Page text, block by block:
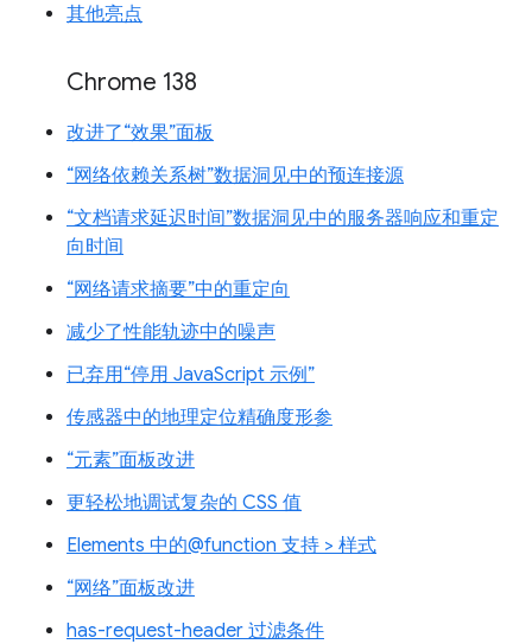
其他亮点
Chrome 138
改进了“效果”面板
“网络依赖关系树”数据洞见中的预连接源
“文档请求延迟时间”数据洞见中的服务器响应和重定
向时间
“网络请求摘要”中的重定向
减少了性能轨迹中的噪声
已弃用“停用 JavaScript 示例”
传感器中的地理定位精确度形参
“元素”面板改进
更轻松地调试复杂的 CSS 值
Elements 中的@function 支持 > 样式
“网络”面板改进
has-request-header 过滤条件